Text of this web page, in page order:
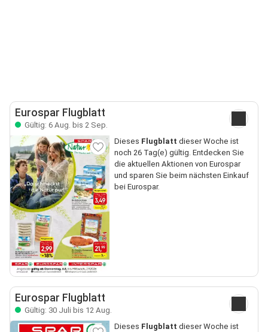
Eurospar Flugblatt
Gültig: 6 Aug. bis 2 Sep.
Dieses Flugblatt dieser Woche ist
noch 26 Tag(e) gültig. Entdecken Sie
die aktuellen Aktionen von Eurospar
und sparen Sie beim nächsten Einkauf
bei Eurospar.
Eurospar Flugblatt
Gültig: 30 Juli bis 12 Aug.
Dieses Flugblatt dieser Woche ist